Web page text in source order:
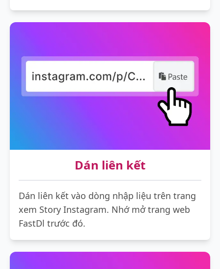
Dán liên kết
Dán liên kết vào dòng nhập liệu trên trang
xem Story Instagram. Nhớ mở trang web
FastDl trước đó.